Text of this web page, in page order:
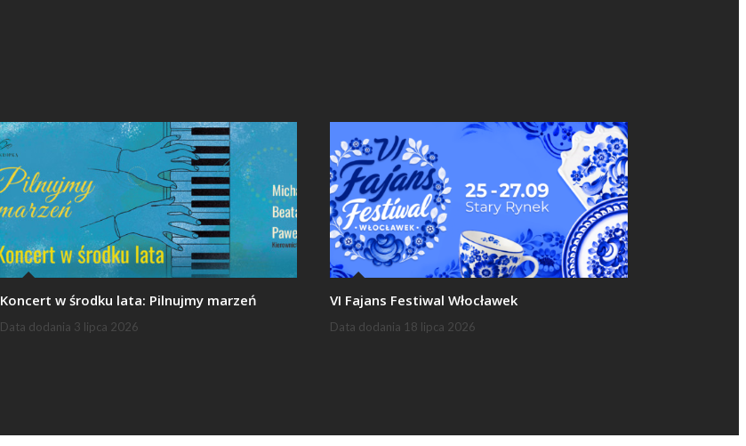
Koncert w środku lata: Pilnujmy marzeń
Data dodania 3 lipca 2026
VI Fajans Festiwal Włocławek
Data dodania 18 lipca 2026